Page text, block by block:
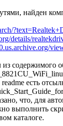
найден
details/
содержимого
есть
что, для
выполнить
каталоге.